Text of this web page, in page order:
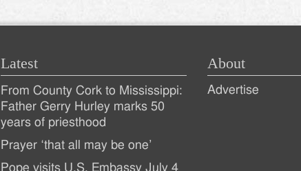
Latest
Recent
Posts
From County Cork to Mississippi:
Father Gerry Hurley marks 50
years of priesthood
Prayer ‘that all may be one’
Pope visits U.S. Embassy July 4
About
Advertise